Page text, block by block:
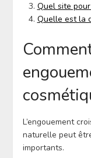
Quel site
Quelle est la
L’engouement
naturelle peut
importants.